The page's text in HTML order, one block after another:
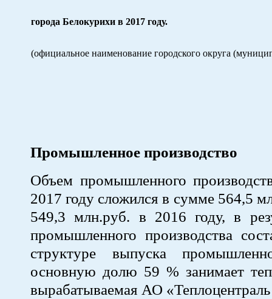
города Белокурихи в 2017 году.
(официальное наименование городского округа
Промышленное производство
Объем промышленного
2017 году сложился в сумме 564,5
549,3 млн.руб. в 2016 году, в
промышленного производства
структуре выпуска
основную долю 59 % занимает
вырабатываемая АО